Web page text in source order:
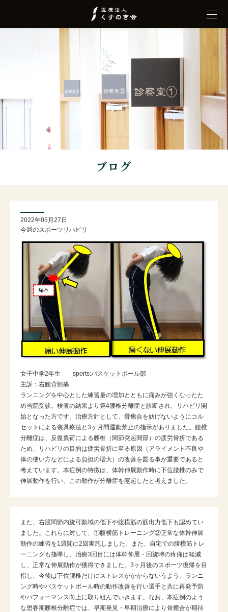
ブログ
2022年05月27日
今週のスポーツリハビリ
女子中学2年生 sports:バスケットボール部
主訴：右腰背部痛
ランニングを中心とした練習量の増加とともに痛みが強くなったた
め当院受診。検査の結果より第4腰椎分離症と診断され、リハビリ開
始となった方です。治療方針として、骨癒合を妨げないようにコル
セットによる装具療法と3ヶ月間運動禁止の指示がありました。腰椎
分離症は、反復負荷による腰椎（関節突起間部）の疲労骨折である
ため、リハビリの目的は疲労骨折に至る原因（アライメント不良や
体の使い方などによる負担の増大）の改善を図る事が重要であると
考えています。本症例の特徴は、体幹伸展動作時に下位腰椎のみで
伸展動作を行い、この動作が分離症を惹起したと考えました。
また、右股関節内旋可動域の低下や腹横筋の筋出力低下も認めてい
ました。これらに対して、①腹横筋トレーニング②正常な体幹伸展
動作の練習を1週間に2回実施しました。また、自宅での腹横筋トレ
ーニングも指導し、治療3回目には体幹伸展・回旋時の疼痛は軽減
し、正常な伸展動作が獲得できました。3ヶ月後のスポーツ復帰を目
指し、今後は下位腰椎だけにストレスがかからないうよう、ランニ
ング時やバスケットボール時の動作改善を行い選手と共に再発予防
やパフォーマンス向上に取り組んでいきます。なお、本症例のよう
な思春期腰椎分離症では、早期発見・早期治療により骨癒合が期待